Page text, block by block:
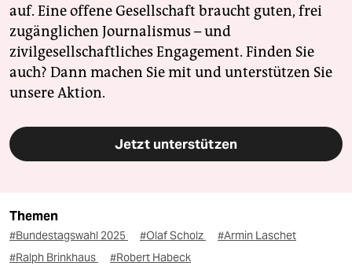
auf. Eine offene Gesellschaft braucht guten, frei
zugänglichen Journalismus – und
zivilgesellschaftliches Engagement. Finden Sie
auch? Dann machen Sie mit und unterstützen Sie
unsere Aktion.
Jetzt unterstützen
Themen
#Bundestagswahl 2025 #Olaf Scholz
#Armin Laschet
#Ralph Brinkhaus
#Robert Habeck